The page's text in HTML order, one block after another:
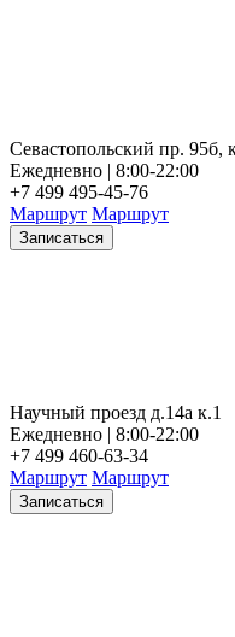
Севастопольский пр. 95б,
Ежедневно | 8:00-22:00
+7 499 495-45-76
Маршрут Маршрут
Записаться
Научный проезд д.14а к.1
Ежедневно | 8:00-22:00
+7 499 460-63-34
Маршрут Маршрут
Записаться